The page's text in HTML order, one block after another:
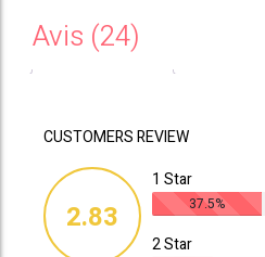
Avis (24)
CUSTOMERS REVIEW
2.83
1 Star
37.5%
2 Star